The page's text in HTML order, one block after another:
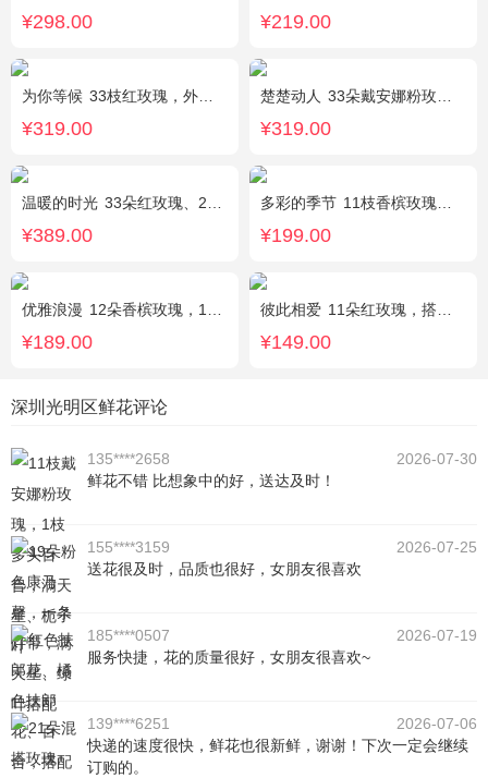
¥298.00 ¥219.00
为你等候 33枝红玫瑰，外围满天星和黄莺，随机赠送两只公仔
¥319.00
楚楚动人 33朵戴安娜粉玫瑰，相思梅搭配
¥319.00
温暖的时光 33朵红玫瑰、2枝多头粉百合，搭配适量黄莺草、栀子叶间插。
¥389.00
多彩的季节 11枝香槟玫瑰，2枝多头白百合，栀子叶搭配
¥199.00
优雅浪漫 12朵香槟玫瑰，1枝多头白百合，黄莺搭配
¥189.00
彼此相爱 11朵红玫瑰，搭配适量满天星、叶上黄金。
¥149.00
深圳光明区鲜花评论
135****2658
2026-07-30
鲜花不错 比想象中的好，送达及时！
155****3159
2026-07-25
送花很及时，品质也很好，女朋友很喜欢
185****0507
2026-07-19
服务快捷，花的质量很好，女朋友很喜欢~
139****6251
2026-07-06
快递的速度很快，鲜花也很新鲜，谢谢！下次一定会继续
订购的。